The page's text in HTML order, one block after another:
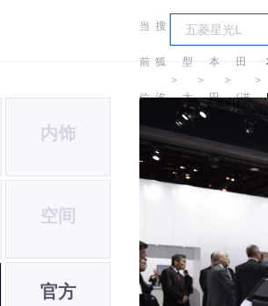
当
前
位
置:
搜
狐
汽
车
＞
车
型
大
全
＞
本
田
＞
本
田
(进
口)
＞
内饰
空间
官方